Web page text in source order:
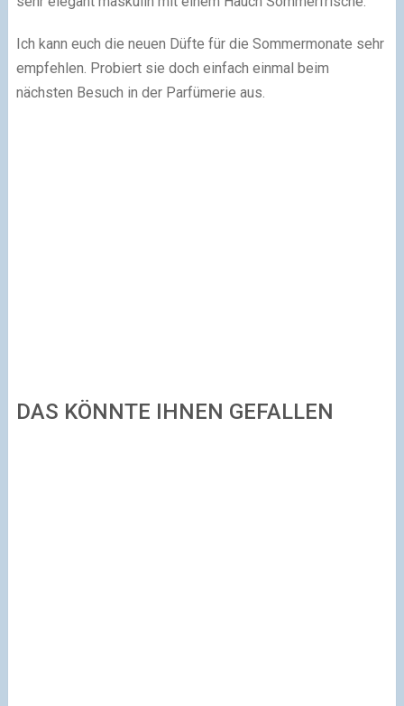
Ich kann euch die neuen Düfte für die Sommermonate sehr
empfehlen. Probiert sie doch einfach einmal beim
nächsten Besuch in der Parfümerie aus.
DAS KÖNNTE IHNEN GEFALLEN